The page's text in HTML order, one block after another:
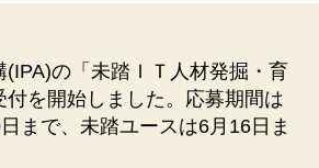
期
(IPA)の「未踏ＩＴ人材発掘・育
付を開始しました。応募期間は
まで、未踏ユースは6月16日ま